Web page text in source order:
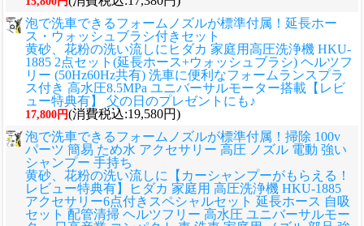
泡で洗車できるフォームノズルが標準付属！延長ホー
ス・ウォッシュブラシ付きセット
黄砂、花粉の洗い流しに ヒダカ 家庭用高圧洗浄機 HKU-
1885 2点セット(延長ホース+ウォッシュブラシ) ヘルツフ
リー (50Hz60Hz共有) 洗車に便利なフォームランスプラ
ス付き 高水圧8.5MPa ユニバーサルモーター搭載【レビ
ュー特典有】 父の日のプレゼントにも♪
17,800円(消費税込:19,580円)
泡で洗車できるフォームノズルが標準付属！掃除 100v
パーツ 簡易 ため水 アクセサリー 高圧 ノズル 電動 強い
シャンプー 手持ち
黄砂、花粉の洗い流しに
【カーシャンプーがもらえる！
レビュー特典有】ヒダカ 家庭用 高圧洗浄機 HKU-1885
アクセサリー6点付きスペシャルセット 延長ホース 自吸
セット 配管清掃 ヘルツフリー 高水圧 ユニバーサルモー